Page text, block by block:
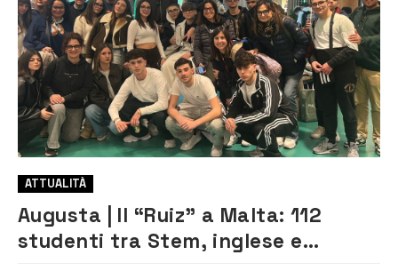
ATTUALITÀ
Augusta | Il “Ruiz” a Malta: 112
studenti tra Stem, inglese e